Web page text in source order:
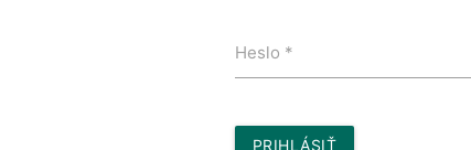
Heslo *
PRIHLÁSIŤ